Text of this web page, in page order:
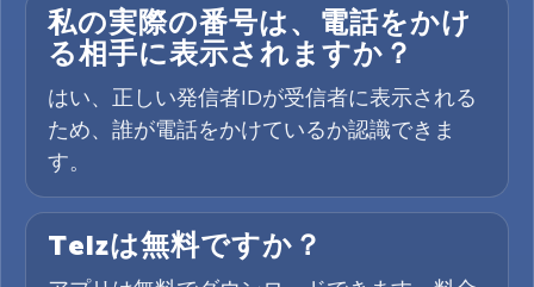
私の実際の番号は、電話をかけ
る相手に表示されますか？
はい、正しい発信者IDが受信者に表示される
ため、誰が電話をかけているか認識できま
す。
Telzは無料ですか？